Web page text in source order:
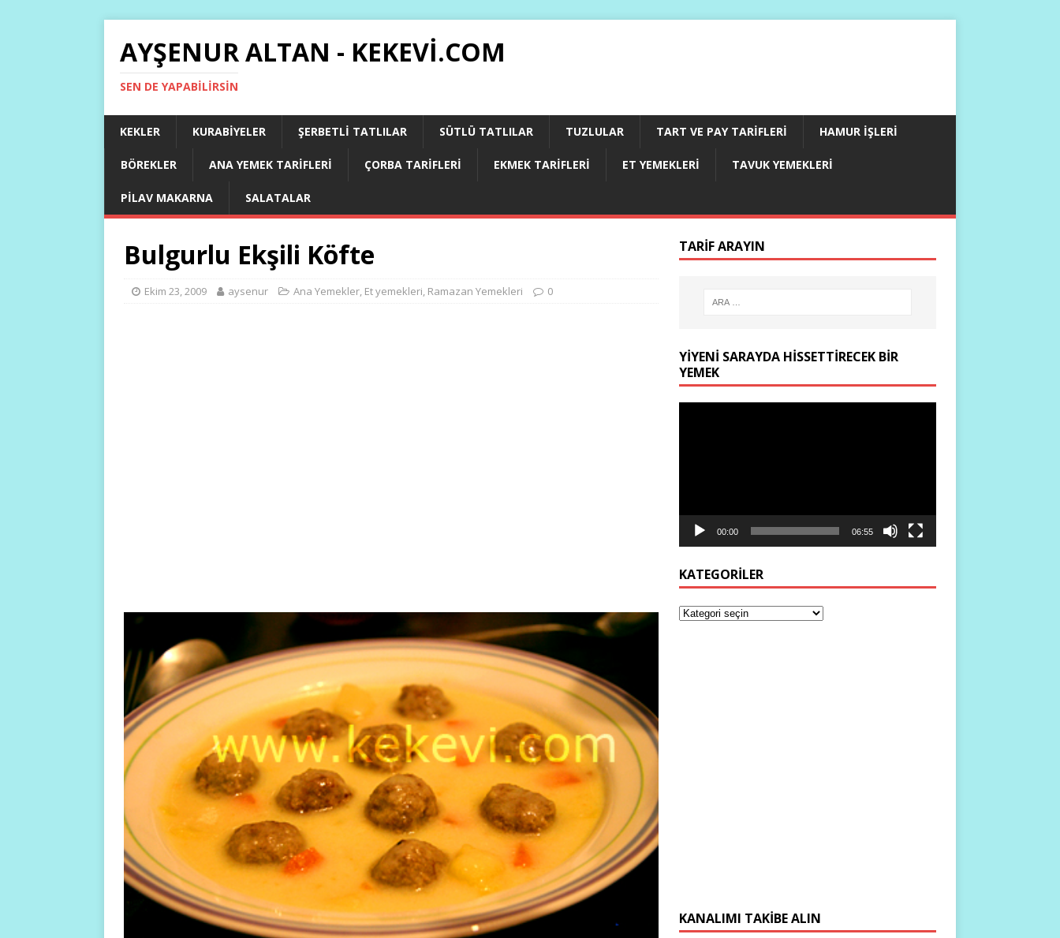
AYŞENUR ALTAN - KEKEVI.COM
SEN DE YAPABILIRSIN
KEKLER KURABIYELER ŞERBETLI TATLILAR SÜTLÜ TATLILAR TUZLULAR TART VE PAY TARIFLERI HAMUR İŞLERI
BÖREKLER ANA YEMEK TARIFLERI ÇORBA TARIFLERI EKMEK TARIFLERI ET YEMEKLERI TAVUK YEMEKLERI
PILAV MAKARNA SALATALAR
Bulgurlu Ekşili Köfte
Ekim 23, 2009 aysenur Ana Yemekler, Et yemekleri, Ramazan Yemekleri 0
TARIF ARAYIN
YIYENI SARAYDA HISSETTIRECEK BIR
YEMEK
00:00 06:55
KATEGORILER
KANALIMI TAKIBE ALIN